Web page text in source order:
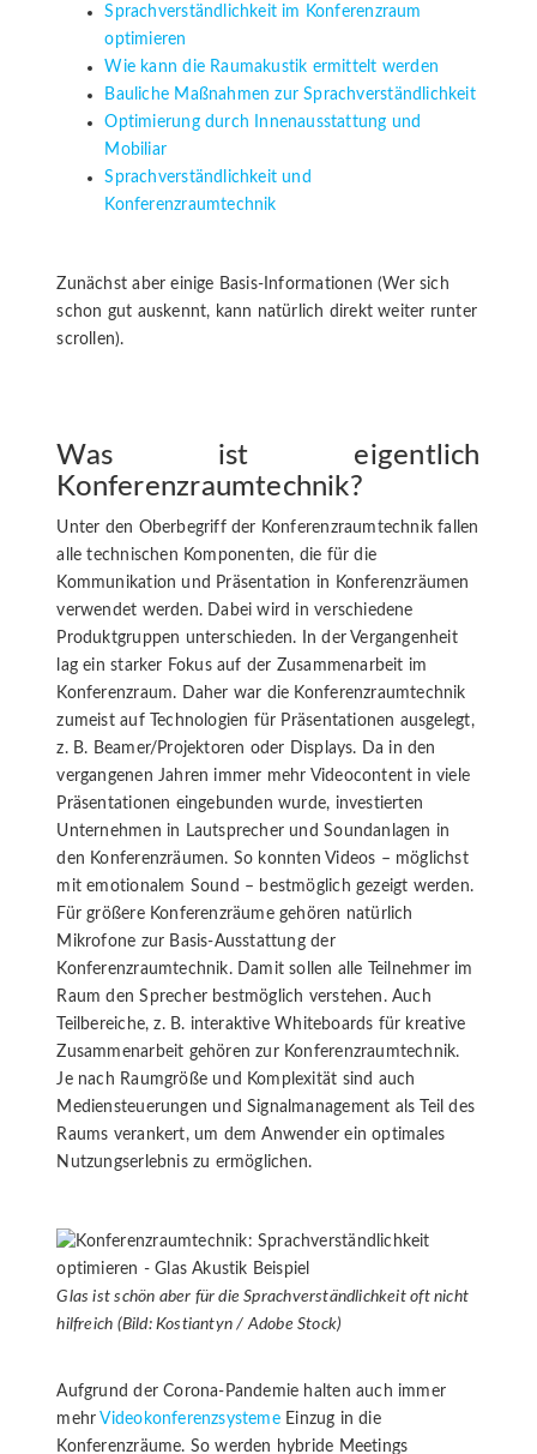
Sprachverständlichkeit im Konferenzraum
optimieren
Wie kann die Raumakustik ermittelt werden
Bauliche Maßnahmen zur Sprachverständlichkeit
Optimierung durch Innenausstattung und
Mobiliar
Sprachverständlichkeit und
Konferenzraumtechnik
Zunächst aber einige Basis-Informationen (Wer sich
schon gut auskennt, kann natürlich direkt weiter runter
scrollen).
Was ist eigentlich
Konferenzraumtechnik?
Unter den Oberbegriff der Konferenzraumtechnik fallen
alle technischen Komponenten, die für die
Kommunikation und Präsentation in Konferenzräumen
verwendet werden. Dabei wird in verschiedene
Produktgruppen unterschieden. In der Vergangenheit
lag ein starker Fokus auf der Zusammenarbeit im
Konferenzraum. Daher war die Konferenzraumtechnik
zumeist auf Technologien für Präsentationen ausgelegt,
z. B. Beamer/Projektoren oder Displays. Da in den
vergangenen Jahren immer mehr Videocontent in viele
Präsentationen eingebunden wurde, investierten
Unternehmen in Lautsprecher und Soundanlagen in
den Konferenzräumen. So konnten Videos – möglichst
mit emotionalem Sound – bestmöglich gezeigt werden.
Für größere Konferenzräume gehören natürlich
Mikrofone zur Basis-Ausstattung der
Konferenzraumtechnik. Damit sollen alle Teilnehmer im
Raum den Sprecher bestmöglich verstehen. Auch
Teilbereiche, z. B. interaktive Whiteboards für kreative
Zusammenarbeit gehören zur Konferenzraumtechnik.
Je nach Raumgröße und Komplexität sind auch
Mediensteuerungen und Signalmanagement als Teil des
Raums verankert, um dem Anwender ein optimales
Nutzungserlebnis zu ermöglichen.
Glas ist schön aber für die Sprachverständlichkeit oft nicht
hilfreich (Bild: Kostiantyn / Adobe Stock)
Aufgrund der Corona-Pandemie halten auch immer
mehr VideokonferenzsystemeEinzug in die
Konferenzräume. So werden hybride Meetings